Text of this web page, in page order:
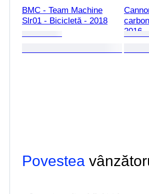
BMC - Team Machine
Slr01 - Bicicletă - 2018
2016
Povestea